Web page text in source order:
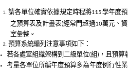
請各單位確實依據規定時程將115學年度
之預算表及計畫表(經常門超過10萬元、
室彙整。
預算系統編列注意事項如下：
若各處室組織架構到二級單位(組)，且預算
考量各單位所編年度預算多為年度例行性